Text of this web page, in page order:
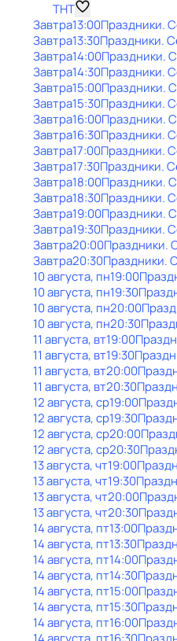
ТНТ
Завтра13:00Праздники.
Завтра13:30Праздники.
Завтра14:00Праздники.
Завтра14:30Праздники.
Завтра15:00Праздники.
Завтра15:30Праздники.
Завтра16:00Праздники.
Завтра16:30Праздники.
Завтра17:00Праздники.
Завтра17:30Праздники.
Завтра18:00Праздники.
Завтра18:30Праздники.
Завтра19:00Праздники.
Завтра19:30Праздники.
Завтра20:00Праздники.
Завтра20:30Праздники.
10 августа, пн19:00
10 августа, пн19:30
10 августа, пн20:00
10 августа, пн20:30
11 августа, вт19:00
11 августа, вт19:30
11 августа, вт20:00
11 августа, вт20:30
12 августа, ср19:00
12 августа, ср19:30
12 августа, ср20:00
12 августа, ср20:30
13 августа, чт19:00
13 августа, чт19:30
13 августа, чт20:00
13 августа, чт20:30
14 августа, пт13:00
14 августа, пт13:30
14 августа, пт14:00
14 августа, пт14:30
14 августа, пт15:00
14 августа, пт15:30
14 августа, пт16:00